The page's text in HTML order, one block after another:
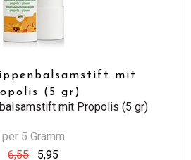
mit
(5 gr)
mit Propolis (5 gr)
per 5 Gramm
6,55
5,95